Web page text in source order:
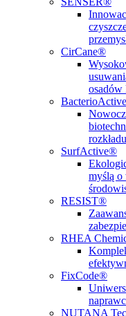
CirCane®
osadów
SurfActive®
myślą o
RESIST®
RHEA
FixCode®
NUTANA